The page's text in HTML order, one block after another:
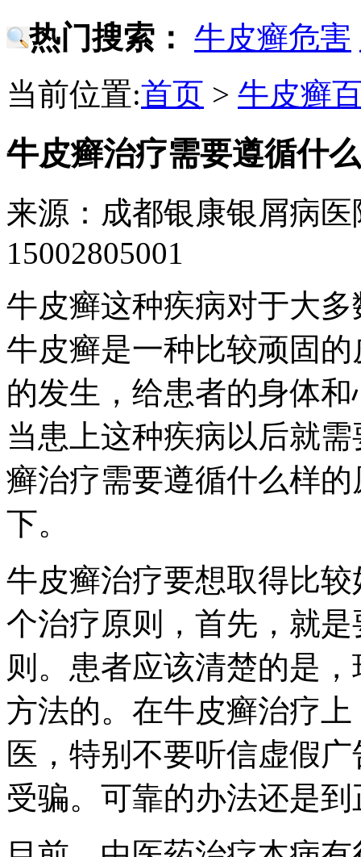
热门搜索： 牛皮癣危害
当前位置:首页 > 牛皮癣
牛皮癣治疗需要遵循什
来源：成都银康银屑病
15002805001
牛皮癣这种疾病对于大
牛皮癣是一种比较顽固
的发生，给患者的身体
当患上这种疾病以后就
癣治疗需要遵循什么样
下。
牛皮癣治疗要想取得比
个治疗原则，首先，就
则。患者应该清楚的是
方法的。在牛皮癣治疗
医，特别不要听信虚假
受骗。可靠的办法还是